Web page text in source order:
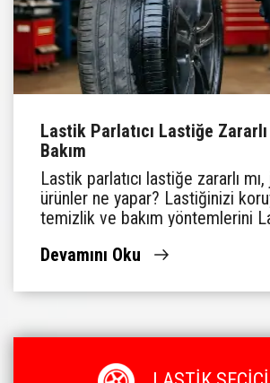
Lastik Parlatıcı Lastiğe Zararlı
Bakım
Lastik parlatıcı lastiğe zararlı
ürünler ne yapar? Lastiğinizi
temizlik ve bakım yöntemlerini
Devamını Oku